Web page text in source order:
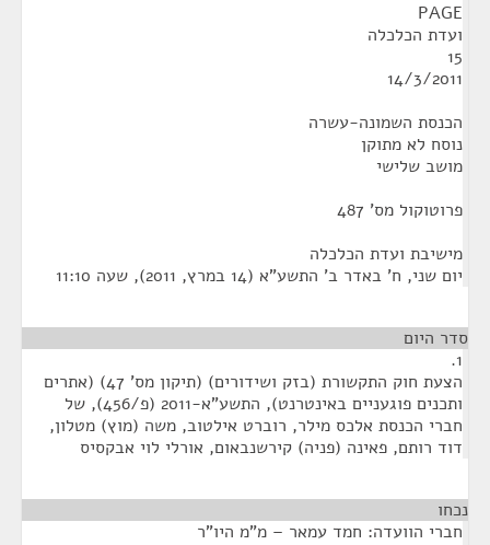
PAGE
ועדת הכלכלה
15
14/3/2011
הכנסת השמונה-עשרה
נוסח לא מתוקן
מושב שלישי
פרוטוקול מס' 487
מישיבת ועדת הכלכלה
‏יום שני, ח' באדר ב' התשע"א (‏14 במרץ, 2011), שעה 11:10
סדר היום
1.
הצעת חוק התקשורת (בזק ושידורים) (תיקון מס' 47) (אתרים
ותכנים פוגעניים באינטרנט), התשע"א-2011 (פ/456), של
חברי הכנסת אלכס מילר, רוברט אילטוב, משה (מוץ) מטלון,
דוד רותם, פאינה (פניה) קירשנבאום, אורלי לוי אבקסיס
נכחו
חברי הוועדה: חמד עמאר – מ"מ היו"ר